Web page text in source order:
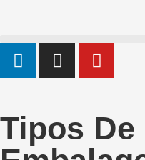
Tipos De